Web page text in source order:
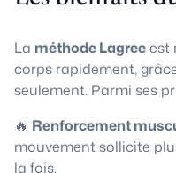
La méthode Lagreeest
corps rapidement,
seulement. Parmi ses
🔥 Renforcement
mouvement sollicite
la fois.